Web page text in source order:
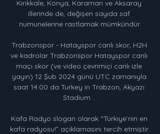
Kırıkkale, Konya, Karaman ve Aksaray
illerinde de, değişen sayıda saf
numunelerine rastlamak mümkündür.
Trabzonspor - Hatayspor canlı skor, H2H
ve kadrolar Trabzonspor Hatayspor canlı
maçı skor (ve video çevrimiçi canlı izle
yayın) 12 Şub 2024 günü UTC zamanıyla
saat 14:00 da Turkey in Trabzon, Akyazı
Stadium ...
Kafa Radyo slogan olarak “Türkiye’nin en
kafa radyosu!” açıklamasını tercih etmiştir.